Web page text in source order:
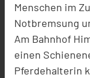
Menschen im
Notbremsung
Am Bahnhof
einen
Pferdehalterin